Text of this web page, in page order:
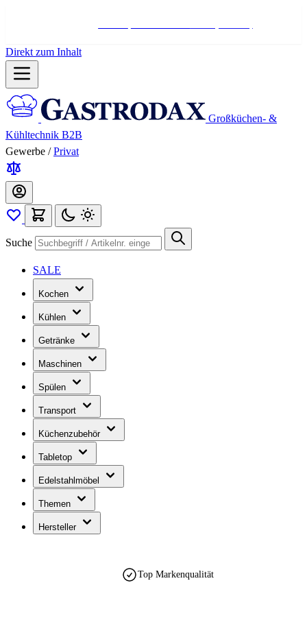
Direkt zum Inhalt
Großküchen- &
Kühltechnik B2B
Gewerbe / Privat
Suche
SALE
Kochen
Kühlen
Getränke
Maschinen
Spülen
Transport
Küchenzubehör
Tabletop
Edelstahlmöbel
Themen
Hersteller
Top Markenqualität